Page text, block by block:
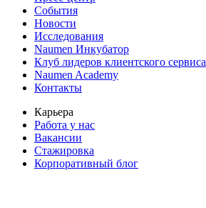
События
Новости
Исследования
Naumen Инкубатор
Клуб лидеров клиентского сервиса
Naumen Academy
Контакты
Карьера
Работа у нас
Вакансии
Стажировка
Корпоративный блог